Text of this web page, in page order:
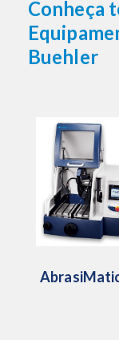
Conheça
Buehler